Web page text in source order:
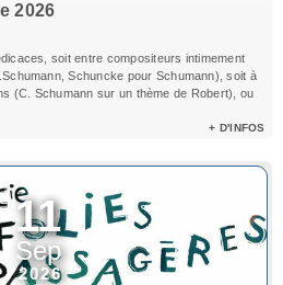
2026
soit entre compositeurs intimement
Schuncke pour Schumann), soit à
(C. Schumann sur un thème de Robert), ou
+ D'INFOS
11
Sep
2026